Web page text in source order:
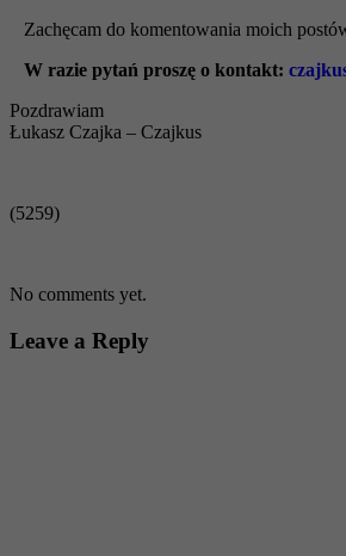
Zachęcam do komentowania moich
W razie pytań proszę o kontakt:
Pozdrawiam
Łukasz Czajka – Czajkus
(5259)
No comments yet.
Leave a Reply